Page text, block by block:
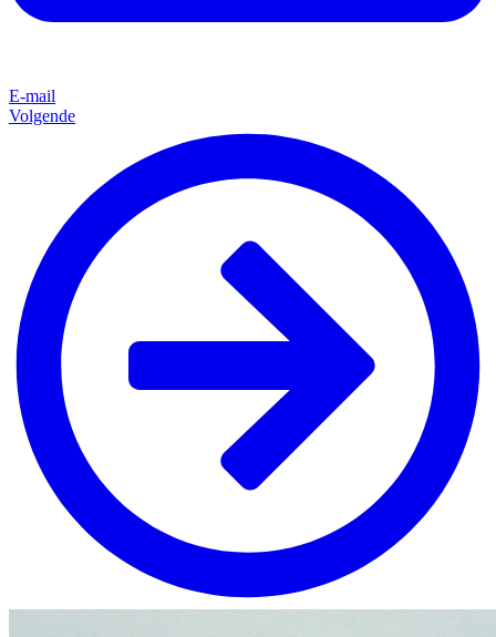
E-mail
Volgende